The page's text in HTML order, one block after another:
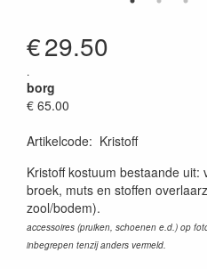
€29.50
.
borg
€ 65.00
Artikelcode: Kristoff
Kristoff kostuum bestaande
broek, muts en stoffen
zool/bodem).
accessoires (pruiken, schoenen e.d.) op
inbegrepen tenzij anders vermeld.